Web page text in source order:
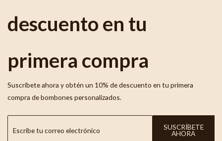
descuento en tu
primera compra
Suscríbete ahora y obtén un 10% de descuento en tu primera
compra de bombones personalizados.
SUSCRÍBETE
AHORA